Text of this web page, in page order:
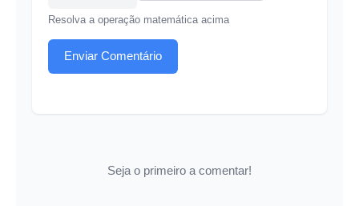
Resolva a operação matemática acima
Enviar Comentário
Seja o primeiro a comentar!